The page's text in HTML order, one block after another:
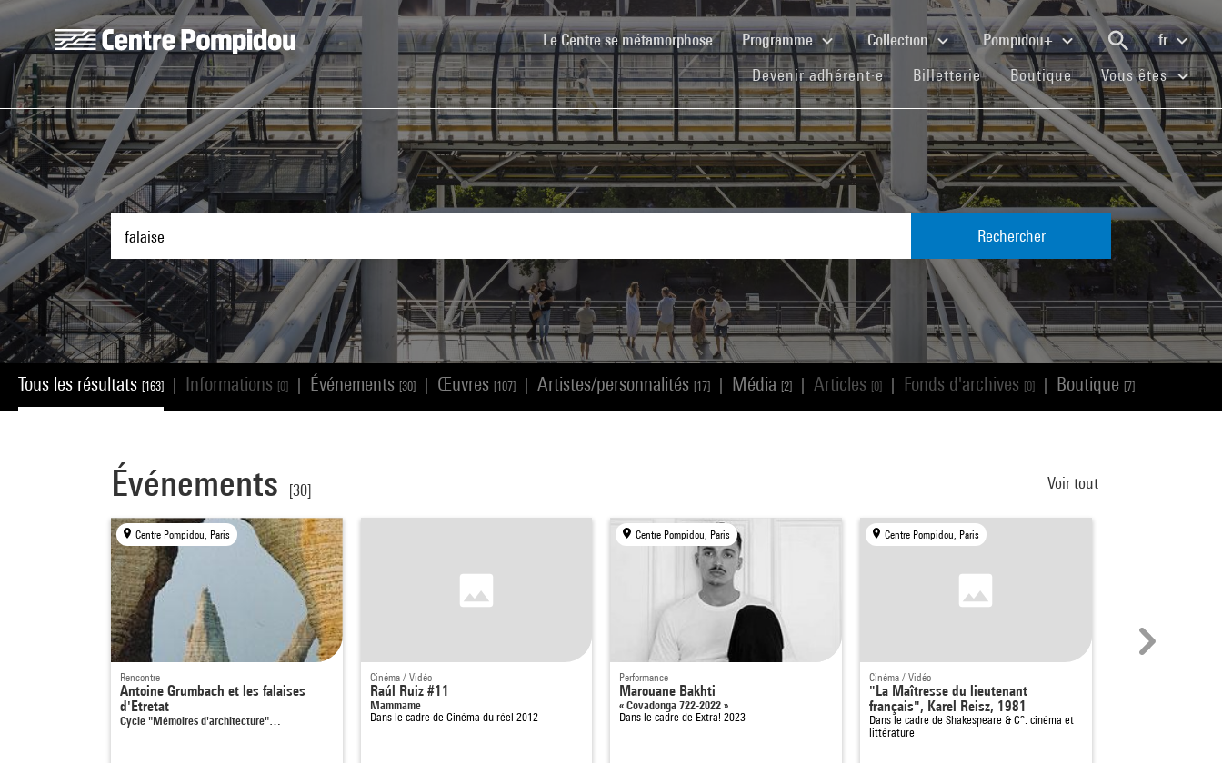
Aller au contenu principal
Centre Pompidou
Le Centre se métamorphose(current)Programme Collection Pompidou+
fr
Devenir adhérent·e(current)Billetterie(current)Boutique(current)Vous êtes
Rechercher
Tous les résultats [163] Informations [0] Événements [30] Œuvres [107] Artistes/personnalités [17] Média [2] Articles [0] Fonds d'archives [0] Boutique [7]
Événements [30] Voir tout
Centre Pompidou, Paris
Rencontre
Antoine Grumbach et les falaises
d'Etretat
Cycle "Mémoires d'architecture"…
Cinéma / Vidéo
Raúl Ruiz #11
Mammame
Dans le cadre de Cinéma du réel 2012
Centre Pompidou, Paris
Performance
Marouane Bakhti
« Covadonga 722-2022 »
Dans le cadre de Extra! 2023
Centre Pompidou, Paris
Cinéma / Vidéo
"La Maîtresse du lieutenant
français", Karel Reisz, 1981
Dans le cadre deShakespeare & C°: cinéma et
littérature